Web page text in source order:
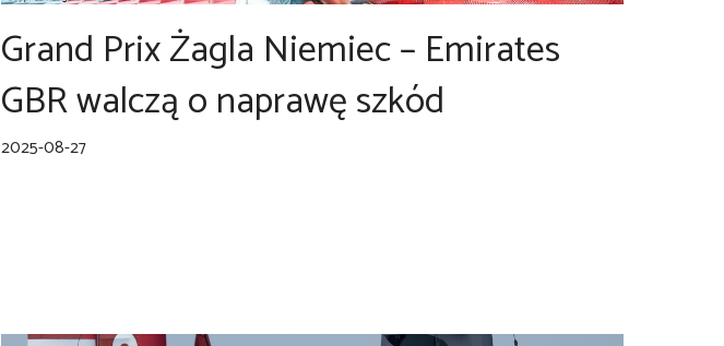
Grand Prix Żagla Niemiec – Emirates
GBR walczą o naprawę szkód
2025-08-27